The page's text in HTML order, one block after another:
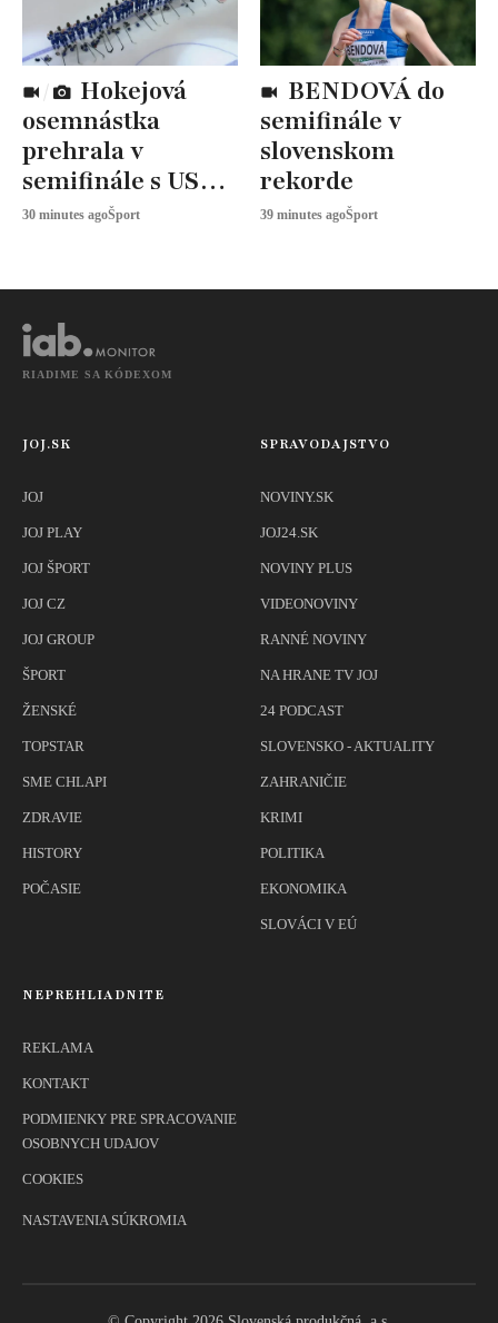
osemnástka
prehrala v
semifinále s USA,
zabojuje o BRONZ
30 minutes agoŠport
semifinále v
slovenskom
rekorde
39 minutes agoŠport
RIADIME SA KÓDEXOM
JOJ.SK
JOJ
JOJ PLAY
JOJ ŠPORT
JOJ CZ
JOJ GROUP
ŠPORT
ŽENSKÉ
TOPSTAR
SME CHLAPI
ZDRAVIE
HISTORY
POČASIE
SPRAVODAJSTVO
NOVINY.SK
JOJ24.SK
NOVINY PLUS
VIDEONOVINY
RANNÉ NOVINY
NA HRANE TV JOJ
24 PODCAST
SLOVENSKO - AKTUALITY
ZAHRANIČIE
KRIMI
POLITIKA
EKONOMIKA
SLOVÁCI V EÚ
NEPREHLIADNITE
REKLAMA
KONTAKT
PODMIENKY PRE SPRACOVANIE
OSOBNYCH UDAJOV
COOKIES
NASTAVENIA SÚKROMIA